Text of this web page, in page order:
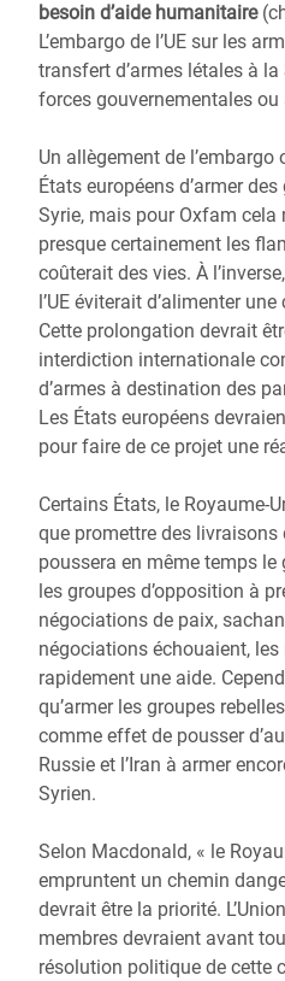
besoin d’aide humanitaire
L’embargo de l’UE sur les
transfert d’armes létales à
forces gouvernementales ou
Un allègement de
États européens d’armer
Syrie, mais pour Oxfam cela
presque certainement les
coûterait des vies. À
l’UE éviterait d’alimenter
Cette prolongation devrait
interdiction internationale
d’armes à destination des
Les États européens
pour faire de ce projet une
Certains États, le Royaume-
que promettre des livraisons
poussera en même temps
les groupes d’opposition à
négociations de paix,
négociations échouaient, les
rapidement une aide.
qu’armer les groupes
comme effet de pousser
Russie et l’Iran à armer
Syrien.
Selon Macdonald, « le
empruntent un chemin
devrait être la priorité.
membres devraient avant
résolution politique de cette